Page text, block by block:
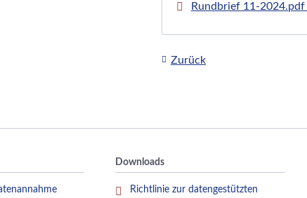
Rundbrief 11-2024.pdf
Zurück
Downloads
Richtlinie zur datengestützten